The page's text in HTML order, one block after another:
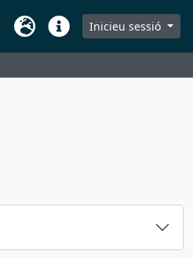
IdiomaDreceresInicieu sessió